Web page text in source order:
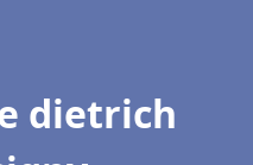
dietrich